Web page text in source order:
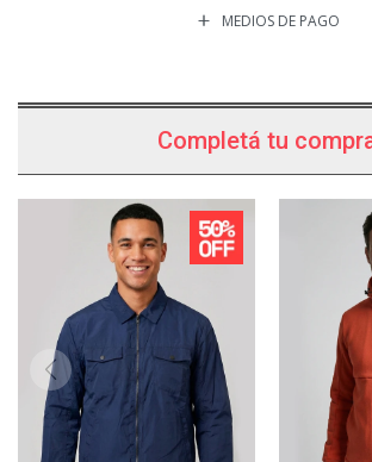
MEDIOS DE PAGO
Completá tu